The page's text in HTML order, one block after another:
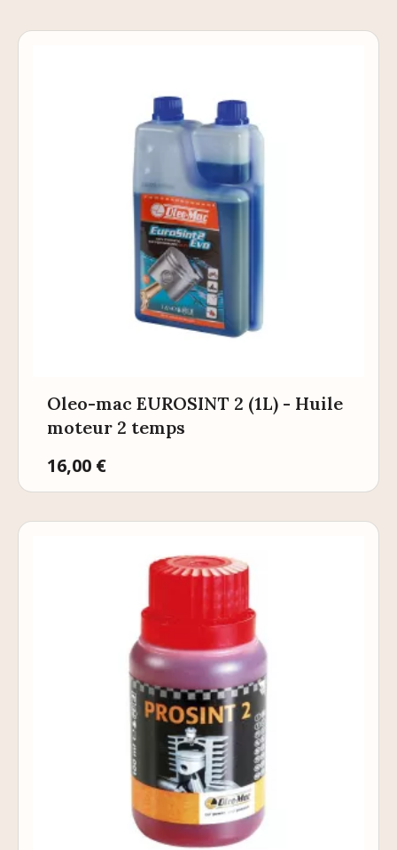
Oleo-mac EUROSINT 2 (1L) - Huile
moteur 2 temps
Prix
16,00 €